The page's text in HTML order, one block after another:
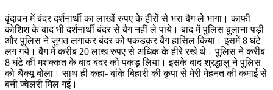
वृंदावन में बंदर दर्शनार्थी का लाखों रुपए के हीरों से भरा बैग ले भागा। काफी
कोशिश के बाद भी दर्शनार्थी बंदर से बैग नहीं ले पाये। बाद में पुलिस बुलाना पड़ी
और पुलिस ने जुगत लगाकर बंदर को पकडक़र बैग हासिल किया। इसमें 8 घंटे
लग गये। बैग में करीब 20 लाख रुपए से अधिक के हीरे रखे थे। पुलिस ने करीब
8 घंटे की मशक्कत के बाद बंदर को पकड़ लिया। इसके बाद श्रद्धालु ने पुलिस
को थैंक्यू बोला। साथ ही कहा- बांके बिहारी की कृपा से मेरी मेहनत की कमाई से
बनी ज्वेलरी मिल गई।